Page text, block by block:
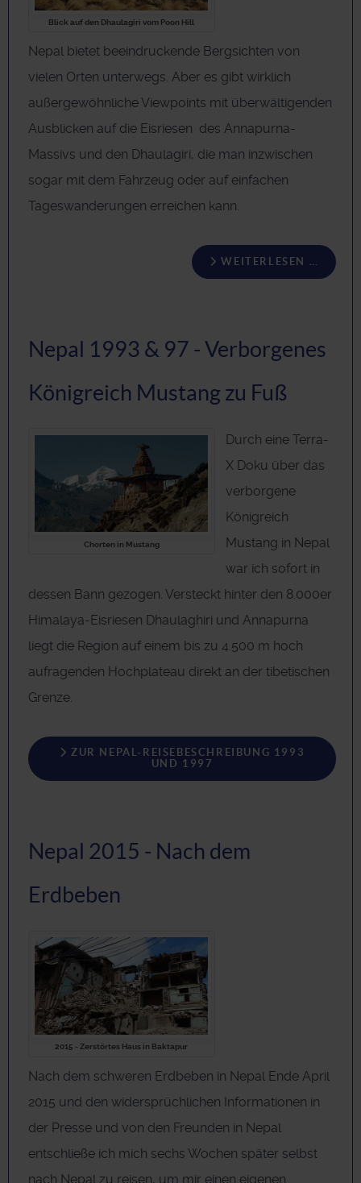
Blick auf den Dhaulagiri vom Poon Hill
Nepal bietet beeindruckende Bergsichten von
vielen Orten unterwegs. Aber es gibt wirklich
außergewöhnliche Viewpoints mit überwältigenden
Ausblicken auf die Eisriesen des Annapurna-
Massivs und den Dhaulagiri, die man inzwischen
sogar mit dem Fahrzeug oder auf einfachen
Tageswanderungen erreichen kann.
WEITERLESEN …
Nepal 1993 & 97 - Verborgenes
Königreich Mustang zu Fuß
Chorten in Mustang
Durch eine Terra-
X Doku über das
verborgene
Königreich
Mustang in Nepal
war ich sofort in
dessen Bann gezogen. Versteckt hinter den 8.000er
Himalaya-Eisriesen Dhaulaghiri und Annapurna
liegt die Region auf einem bis zu 4.500 m hoch
aufragenden Hochplateau direkt an der tibetischen
Grenze.
ZUR NEPAL-REISEBESCHREIBUNG 1993
UND 1997
Nepal 2015 - Nach dem
Erdbeben
2015 - Zerstörtes Haus in Baktapur
Nach dem schweren Erdbeben in Nepal Ende April
2015 und den widersprüchlichen Informationen in
der Presse und von den Freunden in Nepal
entschließe ich mich sechs Wochen später selbst
nach Nepal zu reisen, um mir einen eigenen